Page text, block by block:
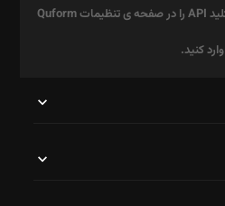
برای استفاده از ریکپچا بایستی کلید API را در صفحه ی تنظیمات Quform
وارد کنید.